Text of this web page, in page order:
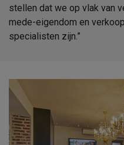
stellen dat we op vlak van
mede-eigendom en
specialisten zijn.”